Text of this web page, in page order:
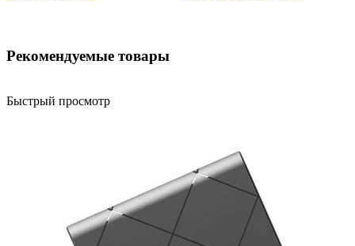
Рекомендуемые товары
Быстрый просмотр